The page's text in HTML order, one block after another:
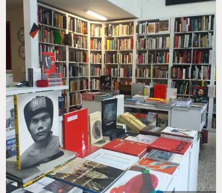
arquitectura, cine, estética y mucho más.
Dirección: Rio Panuco 138, Cuauhtémoc.
Teléfono: 55 5207 7868
Sitio web:exitlalibreria.com